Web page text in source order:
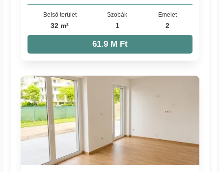
Belső terület
32 m²
Szobák
1
Emelet
2
61.9 M Ft